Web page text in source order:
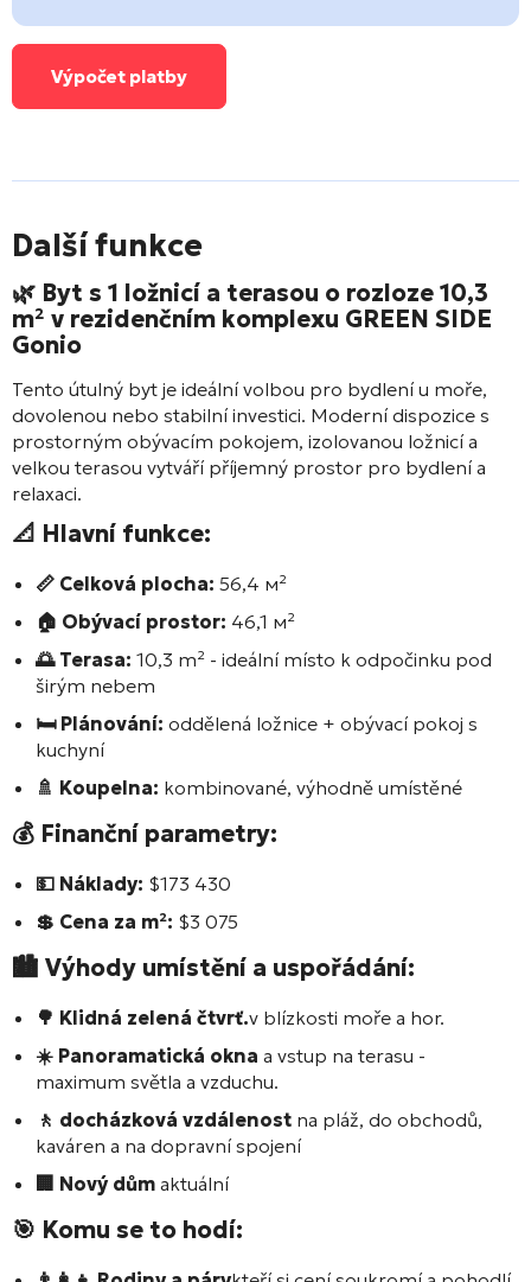
Výpočet platby
Další funkce
🌿 Byt s 1 ložnicí a terasou o rozloze 10,3
m² v rezidenčním komplexu GREEN SIDE
Gonio
Tento útulný byt je ideální volbou pro bydlení u moře,
dovolenou nebo stabilní investici. Moderní dispozice s
prostorným obývacím pokojem, izolovanou ložnicí a
velkou terasou vytváří příjemný prostor pro bydlení a
relaxaci.
📐 Hlavní funkce:
📏 Celková plocha: 56,4 м²
🏠 Obývací prostor: 46,1 м²
🌅 Terasa: 10,3 m² - ideální místo k odpočinku pod
širým nebem
🛏️ Plánování: oddělená ložnice + obývací pokoj s
kuchyní
🚿 Koupelna: kombinované, výhodně umístěné
💰 Finanční parametry:
💵 Náklady: $173 430
💲 Cena za m²: $3 075
🏙️ Výhody umístění a uspořádání:
🌳 Klidná zelená čtvrť.v blízkosti moře a hor.
☀️ Panoramatická okna a vstup na terasu -
maximum světla a vzduchu.
🚶 docházková vzdálenost na pláž, do obchodů,
kaváren a na dopravní spojení
🏢 Nový dům aktuální
🎯 Komu se to hodí: